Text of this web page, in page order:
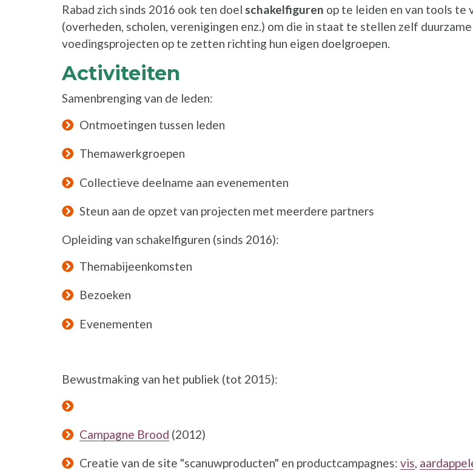
Rabad zich sinds 2016 ook ten doel schakelfiguren op te leiden en van tools te
(overheden, scholen, verenigingen enz.) om die in staat te stellen zelf duurzame
voedingsprojecten op te zetten richting hun eigen doelgroepen.
Activiteiten
Samenbrenging van de leden:
Ontmoetingen tussen leden
Themawerkgroepen
Collectieve deelname aan evenementen
Steun aan de opzet van projecten met meerdere partners
Opleiding van schakelfiguren (sinds 2016):
Themabijeenkomsten
Bezoeken
Evenementen
Bewustmaking van het publiek (tot 2015):
Campagne Brood (2012)
Creatie van de site "scanuwproducten" en productcampagnes: vis,